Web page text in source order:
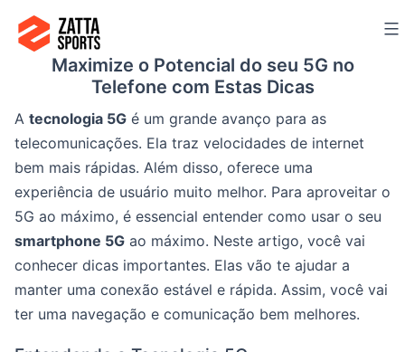
para
Maximize o Potencial do seu 5G no
Telefone com Estas Dicas
A tecnologia 5G é um grande avanço para as
telecomunicações. Ela traz velocidades de internet
bem mais rápidas. Além disso, oferece uma
experiência de usuário muito melhor. Para aproveitar o
5G ao máximo, é essencial entender como usar o seu
smartphone 5G ao máximo. Neste artigo, você vai
conhecer dicas importantes. Elas vão te ajudar a
manter uma conexão estável e rápida. Assim, você vai
ter uma navegação e comunicação bem melhores.